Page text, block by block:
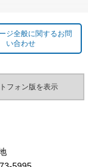
ジ全般に関するお問
い合わせ
フォン版を表示